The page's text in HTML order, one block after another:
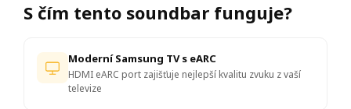
S čím tento soundbar funguje?
Moderní Samsung TV s eARC
HDMI eARC port zajišťuje nejlepší kvalitu zvuku z vaší
televize